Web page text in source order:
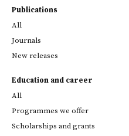
Publications
All
Journals
New releases
Education and career
All
Programmes we offer
Scholarships and grants